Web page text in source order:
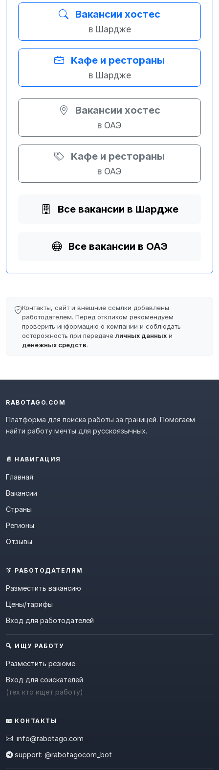
Вакансии хостес
в Шардже
Кафе и рестораны
в Шардже
Вакансии хостес
в ОАЭ
Кафе и рестораны
в ОАЭ
Все вакансии в Шардже
Все вакансии в ОАЭ
Контакты, сайт и внешние ссылки добавлены
работодателем. Перед откликом рекомендуем
проверить информацию о компании и соблюдать
осторожность при передачеличных данных и
денежных средств.
RABOTAGO.COM
Платформа для поиска работы за границей. Помогаем
найти работу мечты для русскоязычных.
📄 НАВИГАЦИЯ
Главная
Вакансии
Страны
Регионы
Отзывы
👔 РАБОТОДАТЕЛЯМ
Разместить вакансию
Цены/тарифы
Вход для работодателей
🔍 ИЩУ РАБОТУ
Разместить резюме
Вход для соискателей
(тех кто ищет работу)
📧 КОНТАКТЫ
info@rabotago.com
support: @rabotagocom_bot